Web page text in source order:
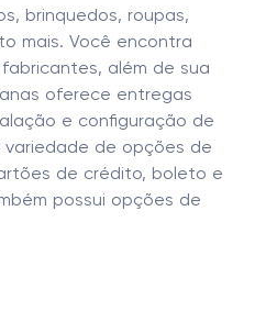
brinquedos, roupas,
mais. Você encontra
além de sua
oferece entregas
e configuração de
de opções de
de crédito, boleto e
possui opções de